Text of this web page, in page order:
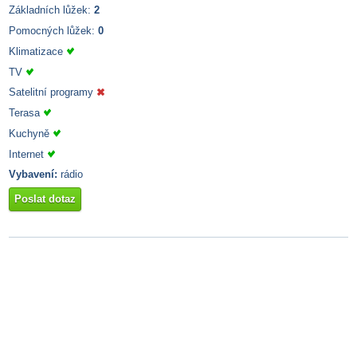
Základních lůžek: 2
Pomocných lůžek: 0
Klimatizace
TV
Satelitní programy
Terasa
Kuchyně
Internet
Vybavení: rádio
Poslat dotaz